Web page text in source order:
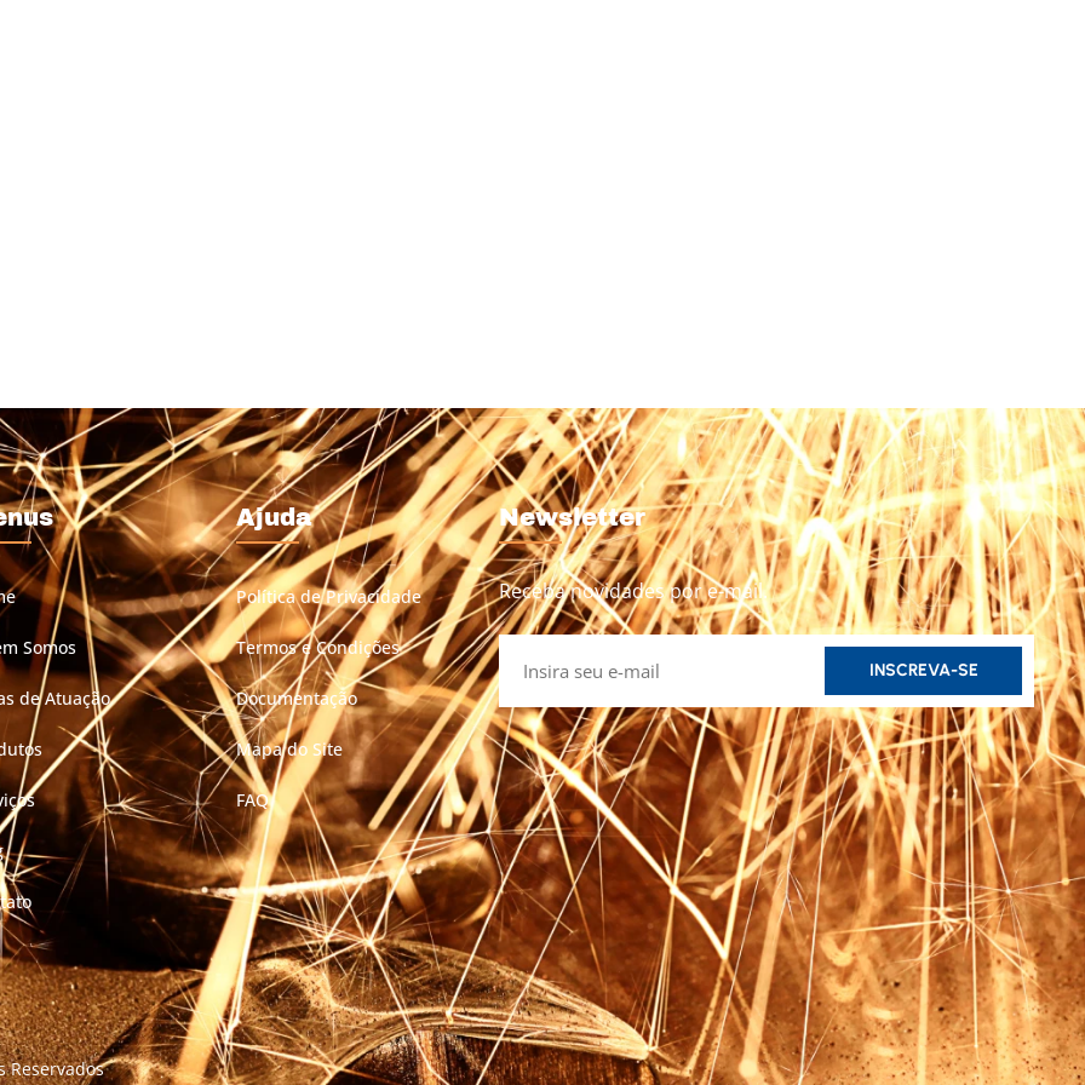
Somos
de Atuação
Ajuda
Política de Privacidade
Termos e Condições
Documentação
Mapa do Site
FAQ
Newsletter
Receba novidades por e-mail.
INSCREVA-SE
Reservados